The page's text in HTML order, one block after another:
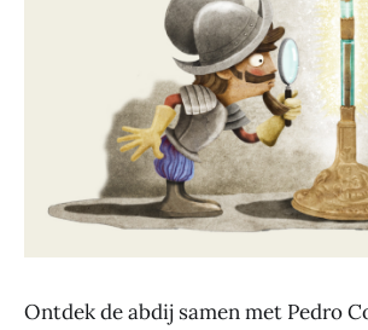
Ontdek de abdij samen met Pedro